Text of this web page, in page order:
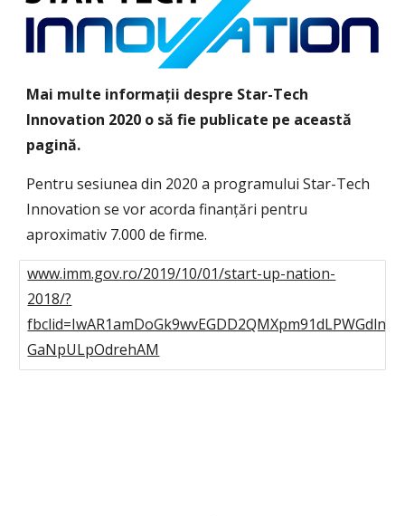
Mai multe informații despre Star-Tech
Innovation 2020 o să fie publicate pe această
pagină.
Pentru sesiunea din 2020 a programului Star-Tech
Innovation se vor acorda finanțări pentru
aproximativ 7.000 de firme.
www.imm.gov.ro/2019/10/01/start-up-nation-
2018/?
GaNpULpOdrehAM